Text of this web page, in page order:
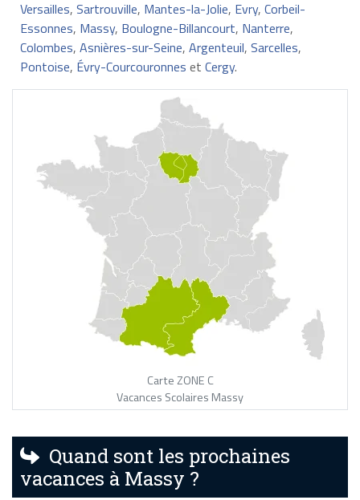
Versailles, Sartrouville, Mantes-la-Jolie, Evry, Corbeil-
Essonnes, Massy, Boulogne-Billancourt, Nanterre,
Colombes, Asnières-sur-Seine, Argenteuil, Sarcelles,
Pontoise, Évry-Courcouronnes et Cergy.
Carte ZONE C
Vacances Scolaires Massy
Quand sont les prochaines
vacances à Massy ?